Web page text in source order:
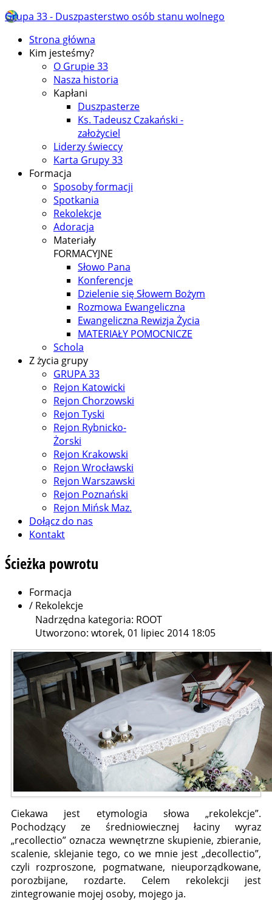
Grupa 33 - Duszpasterstwo osób stanu wolnego
Strona główna
Kim jesteśmy?
O Grupie 33
Nasza historia
Kapłani
Duszpasterze
Ks. Tadeusz Czakański -
założyciel
Liderzy świeccy
Karta Grupy 33
Formacja
Sposoby formacji
Spotkania
Rekolekcje
Adoracja
Materiały
FORMACYJNE
Słowo Pana
Konferencje
Dzielenie się Słowem Bożym
Rozmowa Ewangeliczna
Ewangeliczna Rewizja Życia
MATERIAŁY POMOCNICZE
Schola
Z życia grupy
GRUPA 33
Rejon Katowicki
Rejon Chorzowski
Rejon Tyski
Rejon Rybnicko-
Żorski
Rejon Krakowski
Rejon Wrocławski
Rejon Warszawski
Rejon Poznański
Rejon Mińsk Maz.
Dołącz do nas
Kontakt
Ścieżka powrotu
Formacja
/ Rekolekcje
Nadrzędna kategoria: ROOT
Utworzono: wtorek, 01 lipiec 2014 18:05
Ciekawa jest etymologia słowa „rekolekcje”.
Pochodzący ze średniowiecznej łaciny wyraz
„recollectio” oznacza wewnętrzne skupienie, zbieranie,
scalenie, sklejanie tego, co we mnie jest „decollectio”,
czyli rozproszone, pogmatwane, nieuporządkowane,
porozbijane, rozdarte. Celem rekolekcji jest
zintegrowanie mojej osoby, mojego ja.